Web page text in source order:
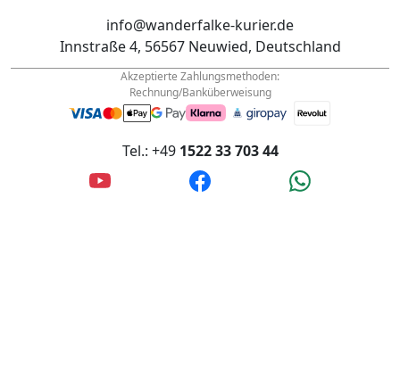
AGB
info@wanderfalke-kurier.de
Innstraße 4, 56567 Neuwied, Deutschland
Akzeptierte Zahlungsmethoden:
1522 33 703 44